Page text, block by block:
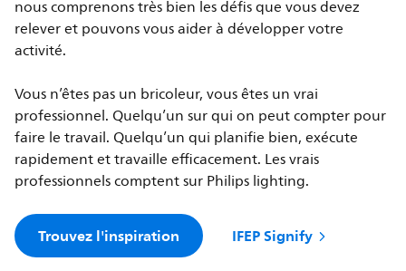
nous comprenons très bien les défis que vous devez
relever et pouvons vous aider à développer votre
activité.
Vous n’êtes pas un bricoleur, vous êtes un vrai
professionnel. Quelqu’un sur qui on peut compter pour
faire le travail. Quelqu’un qui planifie bien, exécute
rapidement et travaille efficacement. Les vrais
professionnels comptent sur Philips lighting.
Trouvez l'inspiration IFEP Signify